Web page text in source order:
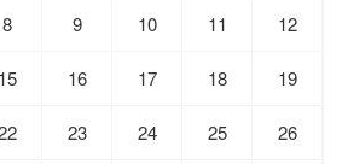
8 9 10 11 12
15 16 17 18 19
23 24 25 26